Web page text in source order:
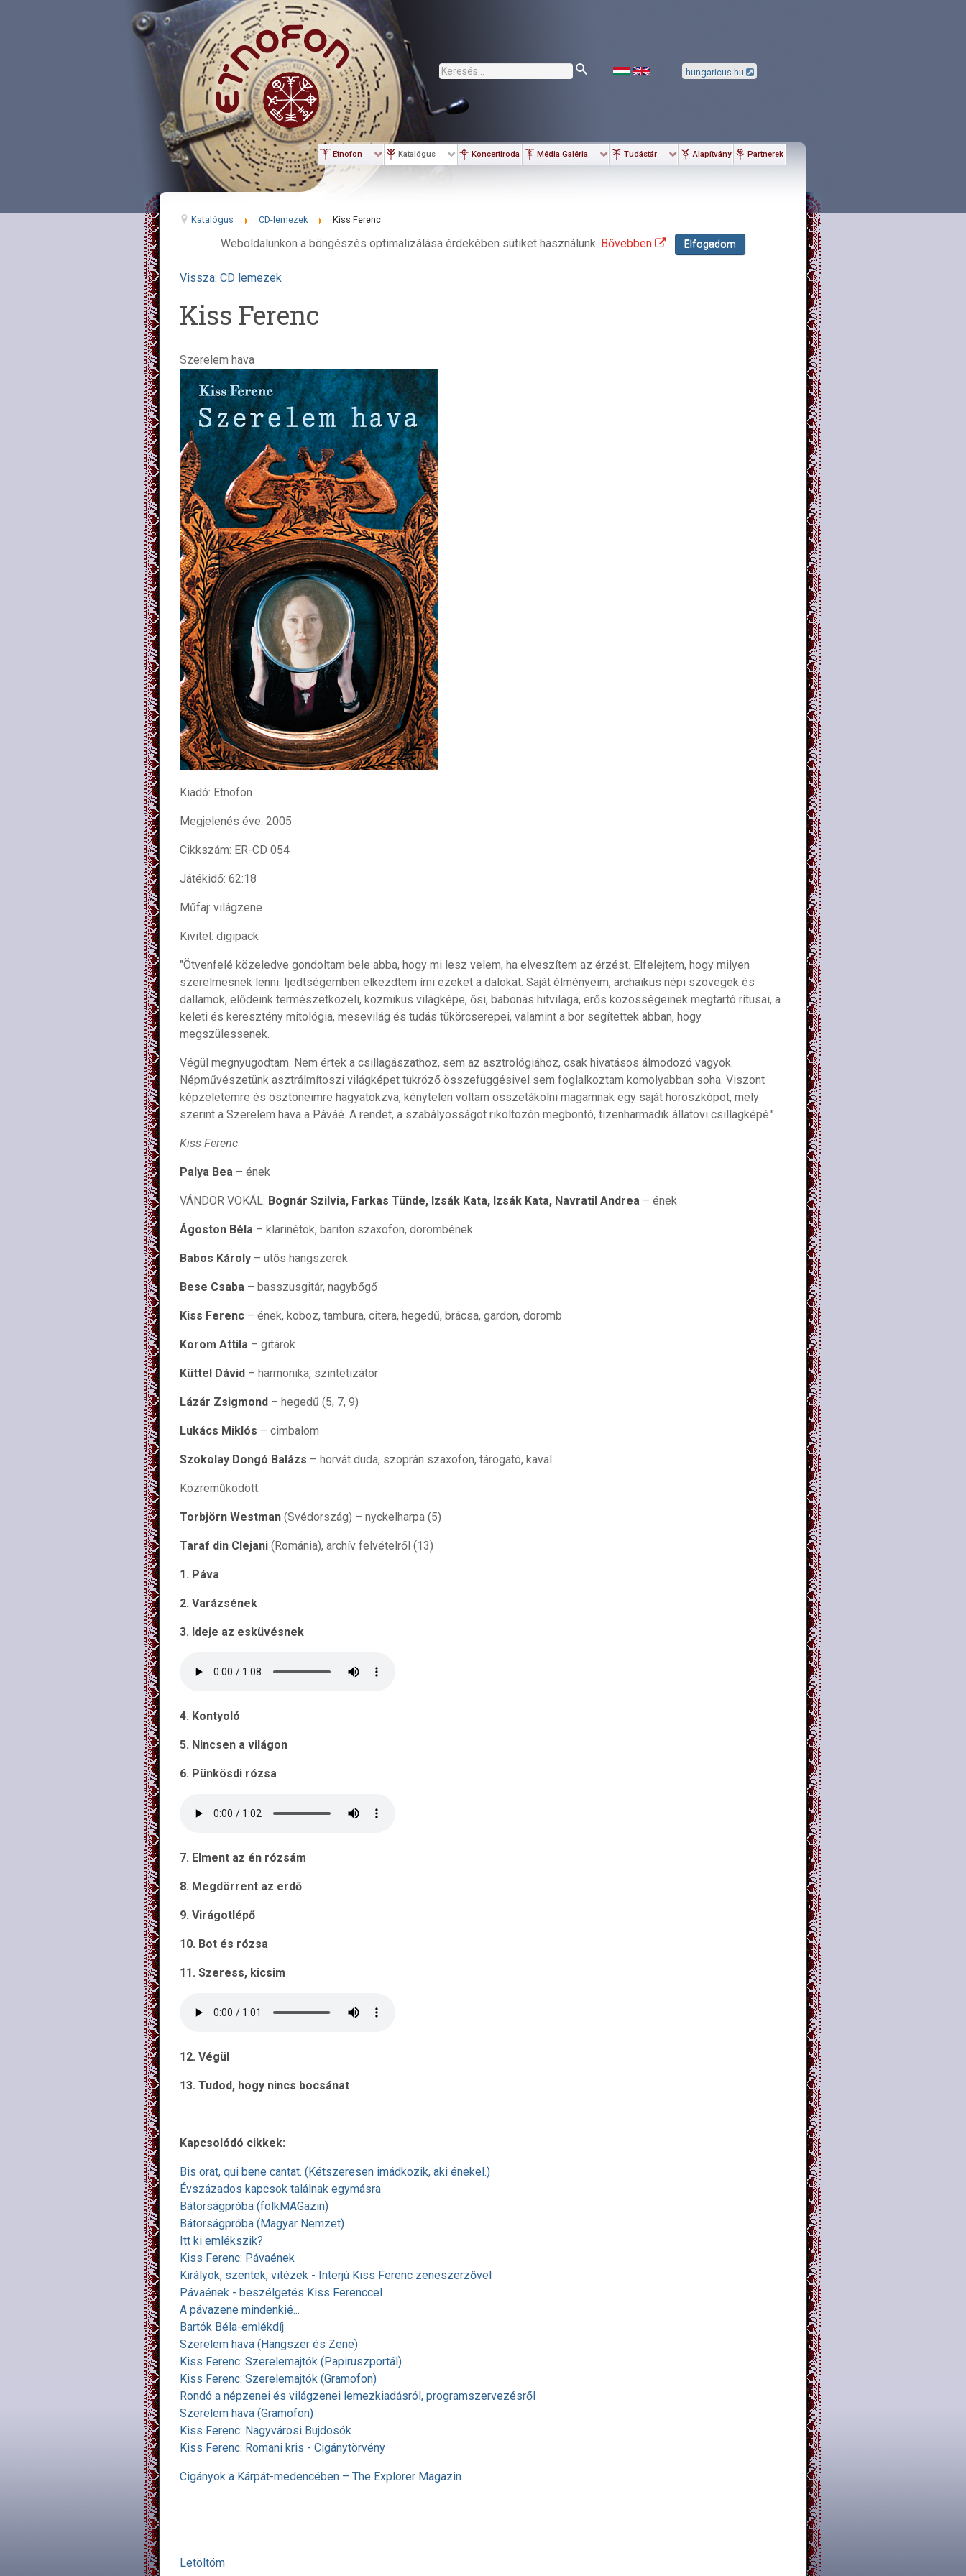
Keresés... hungaricus.hu
Etnofon Katalógus Koncertiroda Média Galéria Tudástár Alapítvány Partnerek
Katalógus CD-lemezek Kiss Ferenc
Weboldalunkon a böngészés optimalizálása érdekében sütiket használunk. Bővebben Elfogadom
Vissza: CD lemezek
Kiss Ferenc
Szerelem hava
Kiadó: Etnofon
Megjelenés éve: 2005
Cikkszám: ER-CD 054
Játékidő: 62:18
Műfaj: világzene
Kivitel: digipack
"Ötvenfelé közeledve gondoltam bele abba, hogy mi lesz velem, ha elveszítem az érzést. Elfelejtem, hogy milyen
szerelmesnek lenni. Ijedtségemben elkezdtem írni ezeket a dalokat. Saját élményeim, archaikus népi szövegek és
dallamok, elődeink természetközeli, kozmikus világképe, ősi, babonás hitvilága, erős közösségeinek megtartó rítusai, a
keleti és keresztény mitológia, mesevilág és tudás tükörcserepei, valamint a bor segítettek abban, hogy
megszülessenek.
Végül megnyugodtam. Nem értek a csillagászathoz, sem az asztrológiához, csak hivatásos álmodozó vagyok.
Népművészetünk asztrálmítoszi világképet tükröző összefüggésivel sem foglalkoztam komolyabban soha. Viszont
képzeletemre és ösztöneimre hagyatokzva, kénytelen voltam összetákolni magamnak egy saját horoszkópot, mely
szerint a Szerelem hava a Páváé. A rendet, a szabályosságot rikoltozón megbontó, tizenharmadik állatövi csillagképé."
Kiss Ferenc
Palya Bea – ének
VÁNDOR VOKÁL: Bognár Szilvia, Farkas Tünde, Izsák Kata, Izsák Kata, Navratil Andrea – ének
Ágoston Béla – klarinétok, bariton szaxofon, dorombének
Babos Károly – ütős hangszerek
Bese Csaba – basszusgitár, nagybőgő
Kiss Ferenc – ének, koboz, tambura, citera, hegedű, brácsa, gardon, doromb
Korom Attila – gitárok
Küttel Dávid – harmonika, szintetizátor
Lázár Zsigmond – hegedű (5, 7, 9)
Lukács Miklós – cimbalom
Szokolay Dongó Balázs – horvát duda, szoprán szaxofon, tárogató, kaval
Közreműködött:
Torbjörn Westman (Svédország) – nyckelharpa (5)
Taraf din Clejani (Románia), archív felvételről (13)
1. Páva
2. Varázsének
3. Ideje az esküvésnek
4. Kontyoló
5. Nincsen a világon
6. Pünkösdi rózsa
7. Elment az én rózsám
8. Megdörrent az erdő
9. Virágotlépő
10. Bot és rózsa
11. Szeress, kicsim
12. Végül
13. Tudod, hogy nincs bocsánat
Kapcsolódó cikkek:
Bis orat, qui bene cantat. (Kétszeresen imádkozik, aki énekel.)
Évszázados kapcsok találnak egymásra
Bátorságpróba (folkMAGazin)
Bátorságpróba (Magyar Nemzet)
Itt ki emlékszik?
Kiss Ferenc: Pávaének
Királyok, szentek, vitézek - Interjú Kiss Ferenc zeneszerzővel
Pávaének - beszélgetés Kiss Ferenccel
A pávazene mindenkié...
Bartók Béla-emlékdíj
Szerelem hava (Hangszer és Zene)
Kiss Ferenc: Szerelemajtók (Papiruszportál)
Kiss Ferenc: Szerelemajtók (Gramofon)
Rondó a népzenei és világzenei lemezkiadásról, programszervezésről
Szerelem hava (Gramofon)
Kiss Ferenc: Nagyvárosi Bujdosók
Kiss Ferenc: Romani kris - Cigánytörvény
Cigányok a Kárpát-medencében – The Explorer Magazin
Letöltöm